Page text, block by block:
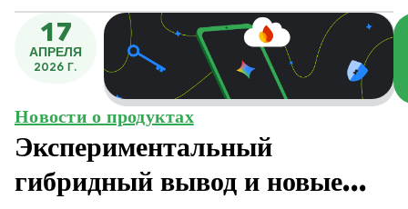
момента запуска в Южной Корее в 2015 году
платформа расширилась на мировые рынки,
собрав более 43 миллионов
зарегистрированных пользователей.
17
АПРЕЛЯ
2026 Г.
Новости о продуктах
Экспериментальный
гибридный вывод и новые